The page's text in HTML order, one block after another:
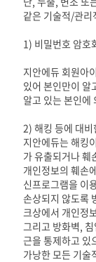
같은 기술적/관리
1) 비밀번호 암호
지안에듀 회원아
있어 본인만이 알
알고 있는 본인에
2) 해킹 등에 대비
지안에듀는 해킹
가 유출되거나 훼
개인정보의 훼손
신프로그램을 이
손상되지 않도록
크상에서 개인정
그리고 방화벽,
근을 통제하고 있
가낭한 모든 기술